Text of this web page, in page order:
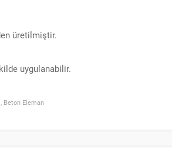
üretilmiştir.
uygulanabilir.
, Beton Eleman